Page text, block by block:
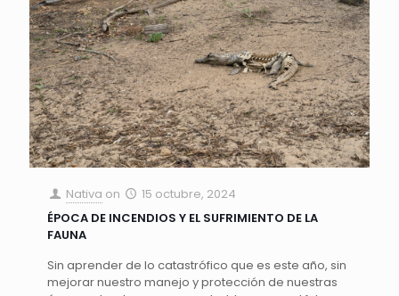
Nativa on
15 octubre, 2024
ÉPOCA DE INCENDIOS Y EL SUFRIMIENTO DE LA
FAUNA
Sin aprender de lo catastrófico que es este año, sin
mejorar nuestro manejo y protección de nuestras